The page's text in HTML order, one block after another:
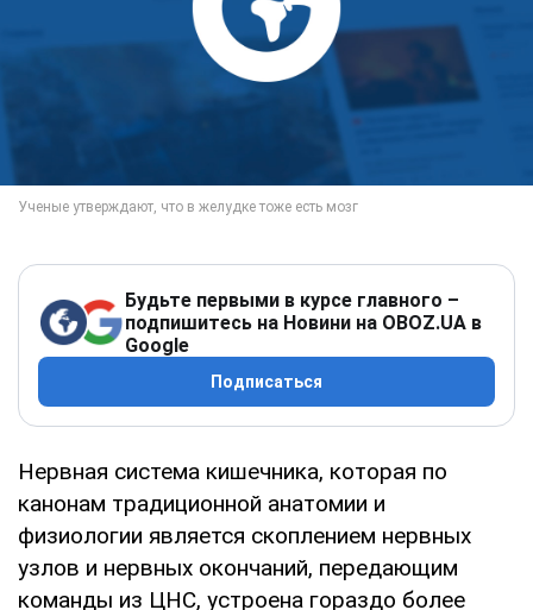
Будьте первыми в курсе главного –
подпишитесь на Новини на OBOZ.UA в
Google
Подписаться
Нервная система кишечника, которая по
канонам традиционной анатомии и
физиологии является скоплением нервных
узлов и нервных окончаний, передающим
команды из ЦНС, устроена гораздо более